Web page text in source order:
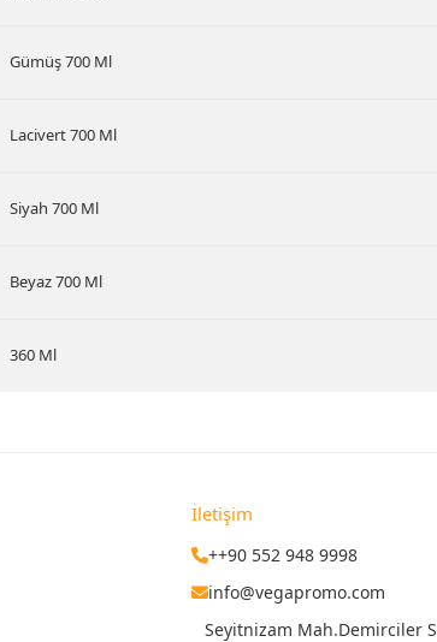
Gümüş 700 Ml
Lacivert 700 Ml
Siyah 700 Ml
Beyaz 700 Ml
360 Ml
İletişim
++90 552 948 9998
info@vegapromo.com
Seyitnizam Mah.Demirciler